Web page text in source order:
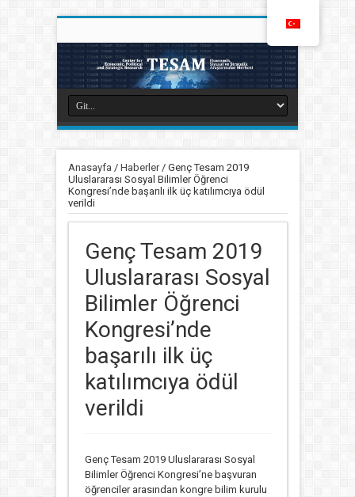
Anasayfa / Haberler/ Genç Tesam 2019
Uluslararası Sosyal Bilimler Öğrenci
Kongresi’nde başarılı ilk üç katılımcıya ödül
verildi
Genç Tesam 2019
Uluslararası Sosyal
Bilimler Öğrenci
Kongresi’nde
başarılı ilk üç
katılımcıya ödül
verildi
Genç Tesam 2019 Uluslararası Sosyal
Bilimler Öğrenci Kongresi’ne başvuran
öğrenciler arasından kongre bilim kurulu